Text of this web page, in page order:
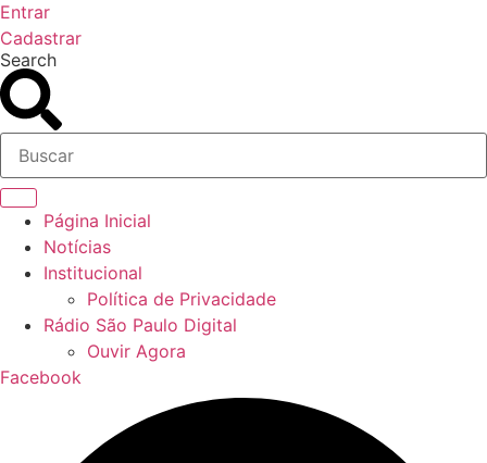
Entrar
Cadastrar
Search
Página Inicial
Notícias
Institucional
Política de Privacidade
Rádio São Paulo Digital
Ouvir Agora
Facebook